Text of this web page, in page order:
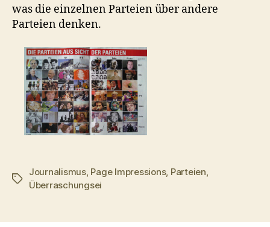
was die einzelnen Parteien über andere
Parteien denken.
Schlagwörter
Journalismus, Page Impressions, Parteien,
Überraschungsei